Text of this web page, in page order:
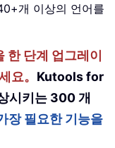
개 이상의 언어를
단계 업그레이
요。 Kutools for
시키는 300 개
장 필요한 기능을